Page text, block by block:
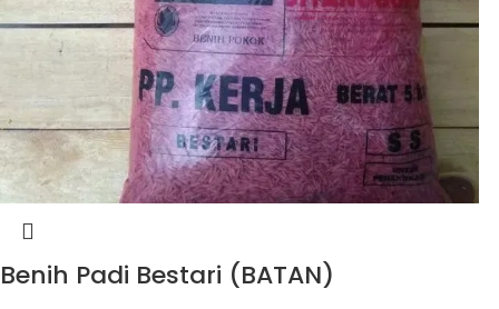
Benih Padi Bestari (BATAN)